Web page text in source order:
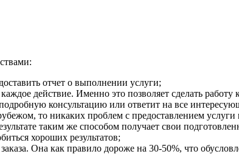
отчет о выполнении услуги;
действие. Именно это позволяет сделать работу
консультацию или ответит на все
то никаких проблем с предоставлением
таким же способом получает свои
хороших результатов;
заказа. Она как правило дороже на 30-50%, что